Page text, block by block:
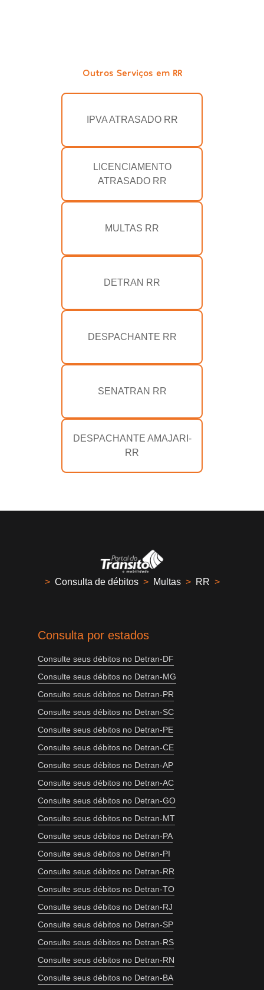
Outros Serviços em RR
IPVA ATRASADO RR
LICENCIAMENTO
ATRASADO RR
MULTAS RR
DETRAN RR
DESPACHANTE RR
SENATRAN RR
DESPACHANTE AMAJARI-
RR
> Consulta de débitos > Multas > RR >
Consulta por estados
Consulte seus débitos no Detran-DF
Consulte seus débitos no Detran-MG
Consulte seus débitos no Detran-PR
Consulte seus débitos no Detran-SC
Consulte seus débitos no Detran-PE
Consulte seus débitos no Detran-CE
Consulte seus débitos no Detran-AP
Consulte seus débitos no Detran-AC
Consulte seus débitos no Detran-GO
Consulte seus débitos no Detran-MT
Consulte seus débitos no Detran-PA
Consulte seus débitos no Detran-PI
Consulte seus débitos no Detran-RR
Consulte seus débitos no Detran-TO
Consulte seus débitos no Detran-RJ
Consulte seus débitos no Detran-SP
Consulte seus débitos no Detran-RS
Consulte seus débitos no Detran-RN
Consulte seus débitos no Detran-BA